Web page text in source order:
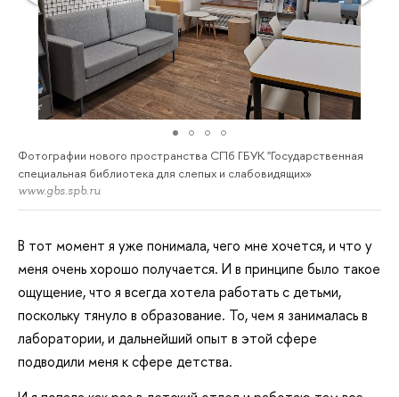
Фотографии нового пространства СПб ГБУК "Государственная
специальная библиотека для слепых и слабовидящих»
www.gbs.spb.ru
В тот момент я уже понимала, чего мне хочется, и что у
меня очень хорошо получается. И в принципе было такое
ощущение, что я всегда хотела работать с детьми,
поскольку тянуло в образование. То, чем я занималась в
лаборатории, и дальнейший опыт в этой сфере
подводили меня к сфере детства.